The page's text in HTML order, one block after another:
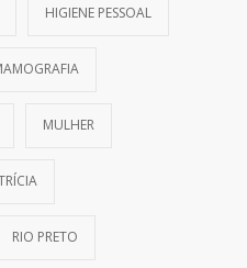
HIGIENE PESSOAL
MULHER
RIO PRETO